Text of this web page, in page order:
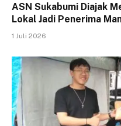
ASN Sukabumi Diajak
Lokal Jadi Penerima
1 Juli 2026